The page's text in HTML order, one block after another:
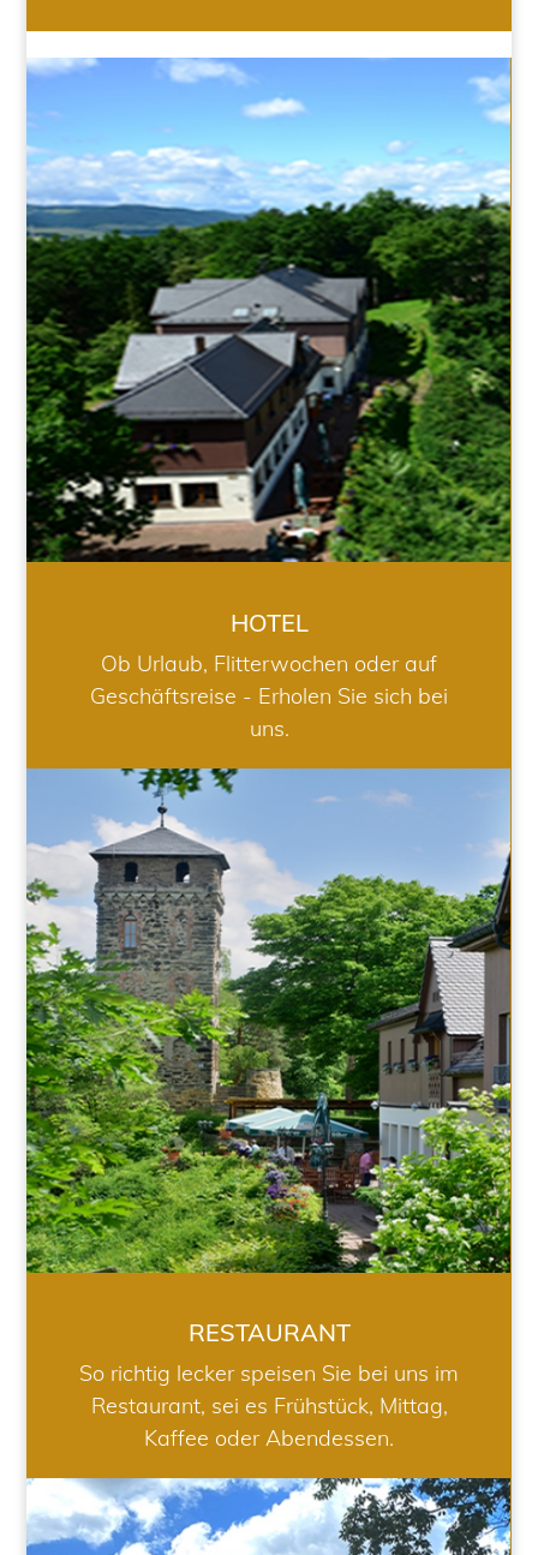
HOTEL
HOTEL
Ob Urlaub, Flitterwochen oder auf
Geschäftsreise - Erholen Sie sich bei
uns.
RESTAURANT
RESTAURANT
So richtig lecker speisen Sie bei uns im
Restaurant, sei es Frühstück, Mittag,
Kaffee oder Abendessen.